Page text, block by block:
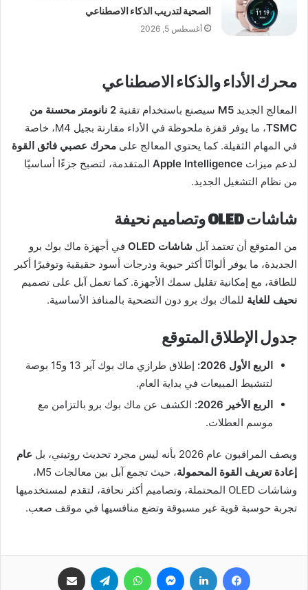
الصحية لتدريب الذكاء الاصطناعي
أغسطس 5, 2026
محرك الأداء والذكاء الاصطناعي
المعالج الجديد M5 سيصنع باستخدام تقنية
2 نانومتر محسنة من
TSMC
، ما يوفر قفزة ملحوظة في الأداء مقارنة بجيل M4، خاصة
في المهام الثقيلة. كما يحتوي المعالج على محرك عصبي فائق القوة
لدعم ميزات Apple Intelligence المتقدمة، لتصبح جزءًا أساسيًا
من نظام التشغيل الجديد.
شاشات OLED وتصاميم نحيفة
من المتوقع أن تعتمد آبل شاشات OLED
في أجهزة ماك بوك برو
الجديدة، ما يوفر ألوانًا أكثر حيوية ودرجات أسود حقيقية وتوفيرًا أكبر
للطاقة، مع إمكانية تقليل سمك الأجهزة. كما تعمل آبل على تصميم
نحيف للغاية للماك بوك برو دون التضحية بالمنافذ الأساسية.
جدول الإطلاق المتوقع
الربع الأول 2026:
إطلاق طرازي ماك بوك آير 13 و15 بوصة
لتنشيط المبيعات في بداية العام.
الربع الأخير 2026:
الكشف عن ماك بوك برو بالتزامن مع
موسم العطلات.
ويصف المراقبون عام 2026 بأنه ليس مجرد تحديث روتيني، بل
عام
إعادة تعريف القوة المحمولة
، حيث تجمع آبل بين معالجات M5،
وشاشات OLED المحتملة، وتصاميم أكثر نحافة، لتقدم لمستخدميها
تجربة حوسبة قوية غير مسبوقة وتضع منافسيها في موقف صعب.
فيسبوك لينكدإن ماسنجر واتساب تيلقرام